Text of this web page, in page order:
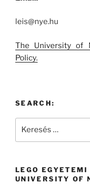
leis@nye.hu
The University of
Policy.
SEARCH:
LEGO
UNIVERSITY OF